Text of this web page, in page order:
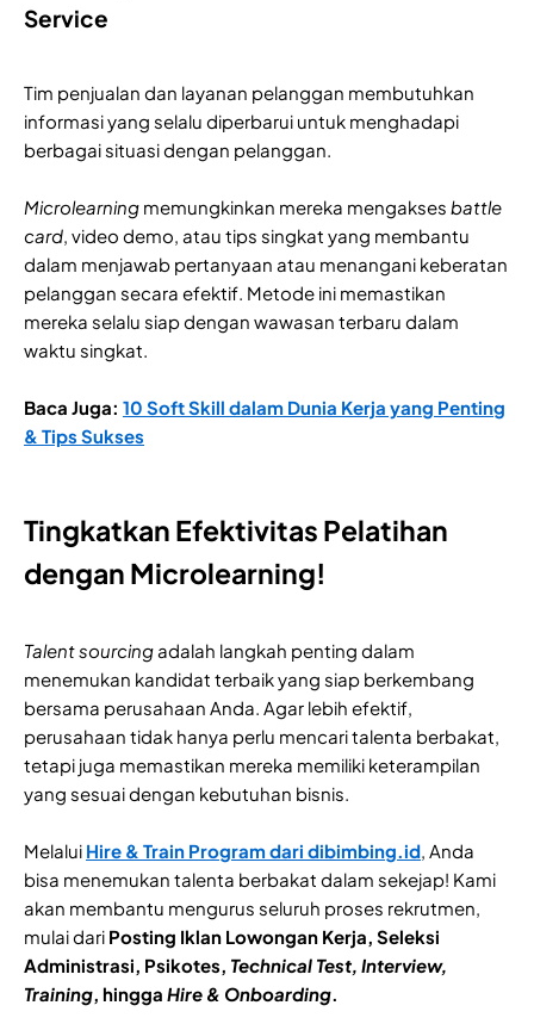
Service
Tim penjualan dan layanan pelanggan membutuhkan
informasi yang selalu diperbarui untuk menghadapi
berbagai situasi dengan pelanggan.
Microlearning memungkinkan mereka mengakses battle
card, video demo, atau tips singkat yang membantu
dalam menjawab pertanyaan atau menangani keberatan
pelanggan secara efektif. Metode ini memastikan
mereka selalu siap dengan wawasan terbaru dalam
waktu singkat.
Baca Juga: 10 Soft Skill dalam Dunia Kerja yang Penting
& Tips Sukses
Tingkatkan Efektivitas Pelatihan
dengan Microlearning!
Talent sourcingadalah langkah penting dalam
menemukan kandidat terbaik yang siap berkembang
bersama perusahaan Anda. Agar lebih efektif,
perusahaan tidak hanya perlu mencari talenta berbakat,
tetapi juga memastikan mereka memiliki keterampilan
yang sesuai dengan kebutuhan bisnis.
Melalui Hire & Train Program dari dibimbing.id, Anda
bisa menemukan talenta berbakat dalam sekejap! Kami
akan membantu mengurus seluruh proses rekrutmen,
mulai dari Posting Iklan Lowongan Kerja, Seleksi
Administrasi, Psikotes, Technical Test, Interview,
Training, hingga Hire & Onboarding.